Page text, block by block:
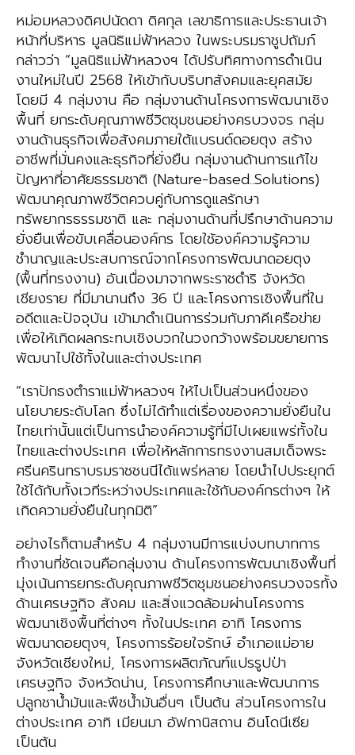
หม่อมหลวงดิศปนัดดา ดิศกุล เลขาธิการและประธานเจ้า
หน้าที่บริหาร มูลนิธิแม่ฟ้าหลวง ในพระบรมราชูปถัมภ์
กล่าวว่า “มูลนิธิแม่ฟ้าหลวงฯ ได้ปรับทิศทางการดำเนิน
งานใหม่ในปี 2568 ให้เข้ากับบริบทสังคมและยุคสมัย
โดยมี 4 กลุ่มงาน คือ กลุ่มงานด้านโครงการพัฒนาเชิง
พื้นที่ ยกระดับคุณภาพชีวิตชุมชนอย่างครบวงจร กลุ่ม
งานด้านธุรกิจเพื่อสังคมภายใต้แบรนด์ดอยตุง สร้าง
อาชีพที่มั่นคงและธุรกิจที่ยั่งยืน กลุ่มงานด้านการแก้ไข
ปัญหาที่อาศัยธรรมชาติ (Nature-based..Solutions)
พัฒนาคุณภาพชีวิตควบคู่กับการดูแลรักษา
ทรัพยากรธรรมชาติ และ กลุ่มงานด้านที่ปรึกษาด้านความ
ยั่งยืนเพื่อขับเคลื่อนองค์กร โดยใช้องค์ความรู้ความ
ชำนาญและประสบการณ์จากโครงการพัฒนาดอยตุง
(พื้นที่ทรงงาน) อันเนื่องมาจากพระราชดำริ จังหวัด
เชียงราย ที่มีมานานถึง 36 ปี และโครงการเชิงพื้นที่ใน
อดีตและปัจจุบัน เข้ามาดำเนินการร่วมกับภาคีเครือข่าย
เพื่อให้เกิดผลกระทบเชิงบวกในวงกว้างพร้อมขยายการ
พัฒนาไปใช้ทั้งในและต่างประเทศ
“เราปักธงตำราแม่ฟ้าหลวงฯ ให้ไปเป็นส่วนหนึ่งของ
นโยบายระดับโลก ซึ่งไม่ได้ทำแต่เรื่องของความยั่งยืนใน
ไทยเท่านั้นแต่เป็นการนำองค์ความรู้ที่มีไปเผยแพร่ทั้งใน
ไทยและต่างประเทศ เพื่อให้หลักการทรงงานสมเด็จพระ
ศรีนครินทราบรมราชชนนีได้แพร่หลาย โดยนำไปประยุกต์
ใช้ได้กับทั้งเวทีระหว่างประเทศและใช้กับองค์กรต่างๆ ให้
เกิดความยั่งยืนในทุกมิติ”
อย่างไรก็ตามสำหรับ 4 กลุ่มงานมีการแบ่งบทบาทการ
ทำงานที่ชัดเจนคือกลุ่มงาน ด้านโครงการพัฒนาเชิงพื้นที่
มุ่งเน้นการยกระดับคุณภาพชีวิตชุมชนอย่างครบวงจรทั้ง
ด้านเศรษฐกิจ สังคม และสิ่งแวดล้อมผ่านโครงการ
พัฒนาเชิงพื้นที่ต่างๆ ทั้งในประเทศ อาทิ โครงการ
พัฒนาดอยตุงฯ, โครงการร้อยใจรักษ์ อำเภอแม่อาย
จังหวัดเชียงใหม่, โครงการผลิตภัณฑ์แปรรูปป่า
เศรษฐกิจ จังหวัดน่าน, โครงการศึกษาและพัฒนาการ
ปลูกชาน้ำมันและพืชน้ำมันอื่นๆ เป็นต้น ส่วนโครงการใน
ต่างประเทศ อาทิ เมียนมา อัฟกานิสถาน อินโดนีเซีย
เป็นต้น